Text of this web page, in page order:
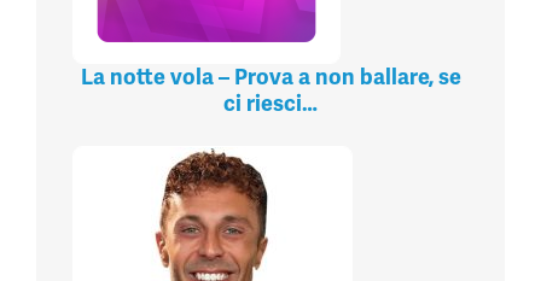
La notte vola – Prova a non ballare, se
ci riesci…